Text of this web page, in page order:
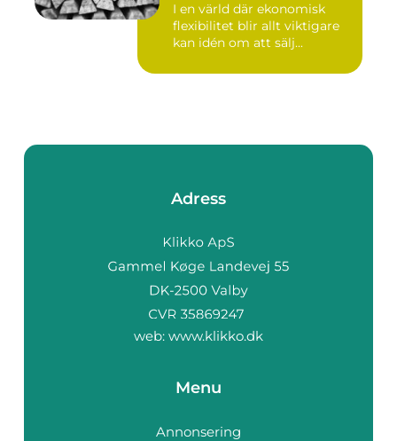
I en värld där ekonomisk
flexibilitet blir allt viktigare
kan idén om att sälj...
Adress
web: www.klikko.dk
Menu
Annonsering